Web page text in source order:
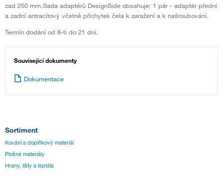
zad 250 mm.Sada adaptérů DesignSide obsahuje: 1 pár - adaptér přední
a zadní antracitový včetně příchytek čela k zaražení a k našroubování.
Termín dodání od 8-ti do 21 dní.
Související dokumenty
Dokumentace
Sortiment
Kování a doplňkový materiál
Plošné materiály
Hrany, lišty a lepidla